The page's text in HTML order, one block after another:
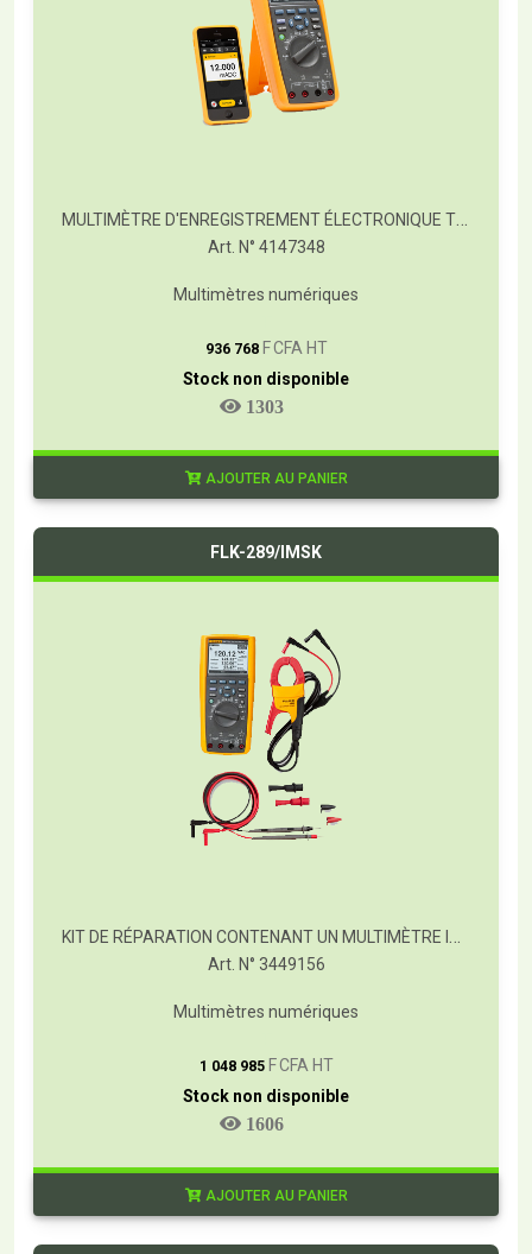
MULTIMÈTRE D'ENREGISTREMENT ÉLECTRONIQUE TRUE-RMS AVEC TRENDCAPTURE
Art. N° 4147348
Multimètres numériques
936 768 F CFA HT
Stock non disponible
1303
AJOUTER AU PANIER
FLK-289/IMSK
KIT DE RÉPARATION CONTENANT UN MULTIMÈTRE INDUSTRIEL FLUKE 289 IMSK
Art. N° 3449156
Multimètres numériques
1 048 985 F CFA HT
Stock non disponible
1606
AJOUTER AU PANIER